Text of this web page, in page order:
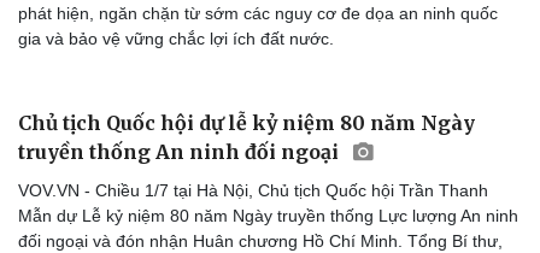
phát hiện, ngăn chặn từ sớm các nguy cơ đe dọa an ninh quốc
gia và bảo vệ vững chắc lợi ích đất nước.
Chủ tịch Quốc hội dự lễ kỷ niệm 80 năm Ngày
truyền thống An ninh đối ngoại
VOV.VN - Chiều 1/7 tại Hà Nội, Chủ tịch Quốc hội Trần Thanh
Mẫn dự Lễ kỷ niệm 80 năm Ngày truyền thống Lực lượng An ninh
đối ngoại và đón nhận Huân chương Hồ Chí Minh. Tổng Bí thư,